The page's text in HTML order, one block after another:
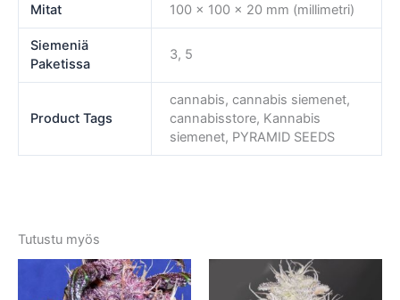
Mitat 100 × 100 × 20 mm (millimetri)
Siemeniä
Paketissa
3, 5
Product Tags
cannabis, cannabis siemenet,
cannabisstore, Kannabis
siemenet, PYRAMID SEEDS
Tutustu myös
Tällä
tuotteella